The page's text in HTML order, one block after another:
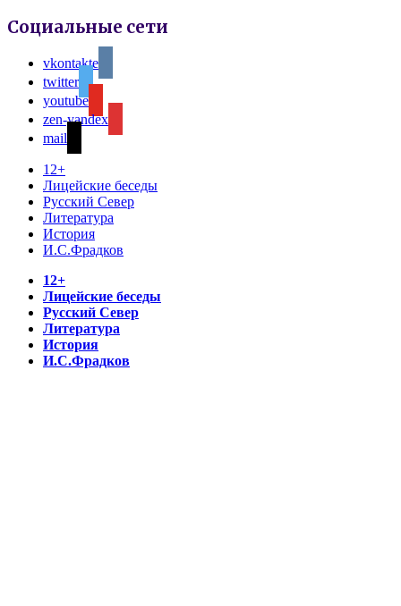
Социальные сети
vkontakte
twitter
youtube
zen-yandex
mail
12+
Лицейские беседы
Русский Север
Литература
История
И.С.Фрадков
12+
Лицейские беседы
Русский Север
Литература
История
И.С.Фрадков